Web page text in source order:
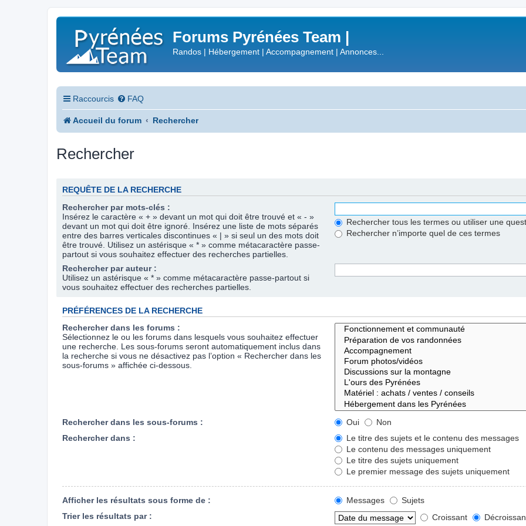
Forums Pyrénées Team |
Randos | Hébergement | Accompagnement | Annonces...
Raccourcis FAQ
Accueil du forum Rechercher
Rechercher
REQUÊTE DE LA RECHERCHE
Rechercher par mots-clés :
Insérez le caractère « + » devant un mot qui doit être trouvé et « - »
devant un mot qui doit être ignoré. Insérez une liste de mots séparés
entre des barres verticales discontinues « | » si seul un des mots doit
être trouvé. Utilisez un astérisque « * » comme métacaractère passe-
partout si vous souhaitez effectuer des recherches partielles.
Rechercher tous les termes ou utiliser une
Rechercher n’importe quel de ces termes
Rechercher par auteur :
Utilisez un astérisque « * » comme métacaractère passe-partout si
vous souhaitez effectuer des recherches partielles.
PRÉFÉRENCES DE LA RECHERCHE
Rechercher dans les forums :
Sélectionnez le ou les forums dans lesquels vous souhaitez effectuer
une recherche. Les sous-forums seront automatiquement inclus dans
la recherche si vous ne désactivez pas l’option « Rechercher dans les
sous-forums » affichée ci-dessous.
Rechercher dans les sous-forums : Oui
Non
Rechercher dans :
Le titre des sujets et le contenu des messages
Le contenu des messages uniquement
Le titre des sujets uniquement
Le premier message des sujets uniquement
Afficher les résultats sous forme de : Messages
Sujets
Trier les résultats par :
Croissant